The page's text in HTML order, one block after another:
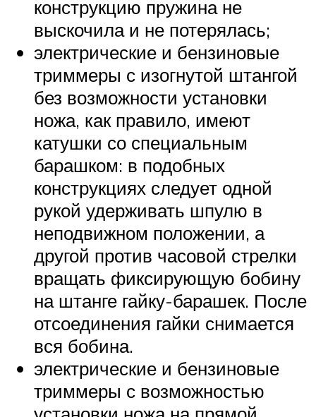
конструкцию пружина не
выскочила и не потерялась;
электрические и бензиновые
триммеры с изогнутой штангой
без возможности установки
ножа, как правило, имеют
катушки со специальным
барашком: в подобных
конструкциях следует одной
рукой удерживать шпулю в
неподвижном положении, а
другой против часовой стрелки
вращать фиксирующую бобину
на штанге гайку-барашек. После
отсоединения гайки снимается
вся бобина.
электрические и бензиновые
триммеры с возможностью